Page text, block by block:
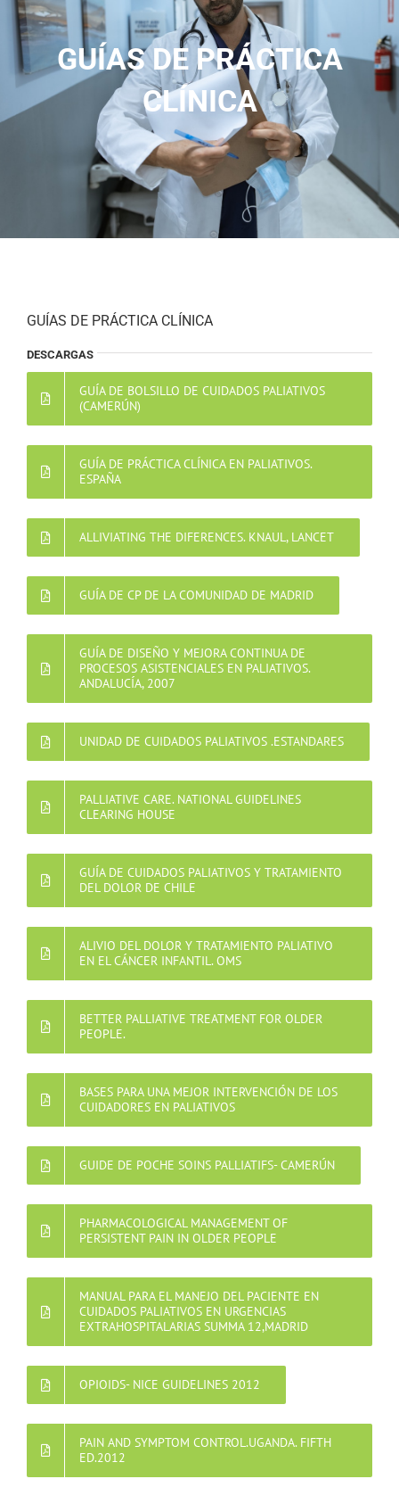
GUÍAS DE PRÁCTICA
CLÍNICA
GUÍAS DE PRÁCTICA CLÍNICA
DESCARGAS
GUÍA DE BOLSILLO DE CUIDADOS PALIATIVOS
(CAMERÚN)
GUÍA DE PRÁCTICA CLÍNICA EN PALIATIVOS.
ESPAÑA
ALLIVIATING THE DIFERENCES. KNAUL, LANCET
GUÍA DE CP DE LA COMUNIDAD DE MADRID
GUÍA DE DISEÑO Y MEJORA CONTINUA DE
PROCESOS ASISTENCIALES EN PALIATIVOS.
ANDALUCÍA, 2007
UNIDAD DE CUIDADOS PALIATIVOS .ESTANDARES
PALLIATIVE CARE. NATIONAL GUIDELINES
CLEARING HOUSE
GUÍA DE CUIDADOS PALIATIVOS Y TRATAMIENTO
DEL DOLOR DE CHILE
ALIVIO DEL DOLOR Y TRATAMIENTO PALIATIVO
EN EL CÁNCER INFANTIL. OMS
BETTER PALLIATIVE TREATMENT FOR OLDER
PEOPLE.
BASES PARA UNA MEJOR INTERVENCIÓN DE LOS
CUIDADORES EN PALIATIVOS
GUIDE DE POCHE SOINS PALLIATIFS- CAMERÚN
PHARMACOLOGICAL MANAGEMENT OF
PERSISTENT PAIN IN OLDER PEOPLE
MANUAL PARA EL MANEJO DEL PACIENTE EN
CUIDADOS PALIATIVOS EN URGENCIAS
EXTRAHOSPITALARIAS SUMMA 12,MADRID
OPIOIDS- NICE GUIDELINES 2012
PAIN AND SYMPTOM CONTROL.UGANDA. FIFTH
ED.2012